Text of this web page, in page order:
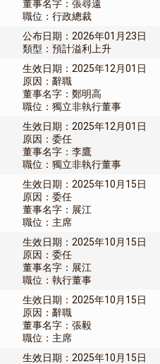
董事名字：張尋遠
職位：行政總裁
公布日期：2026年01月23日
類型：預計溢利上升
生效日期：2025年12月01日
原因：辭職
董事名字：鄭明高
職位：獨立非執行董事
生效日期：2025年12月01日
原因：委任
董事名字：李鷹
職位：獨立非執行董事
生效日期：2025年10月15日
原因：委任
董事名字：展江
職位：主席
生效日期：2025年10月15日
原因：委任
董事名字：展江
職位：執行董事
生效日期：2025年10月15日
原因：辭職
董事名字：張毅
職位：主席
生效日期：2025年10月15日